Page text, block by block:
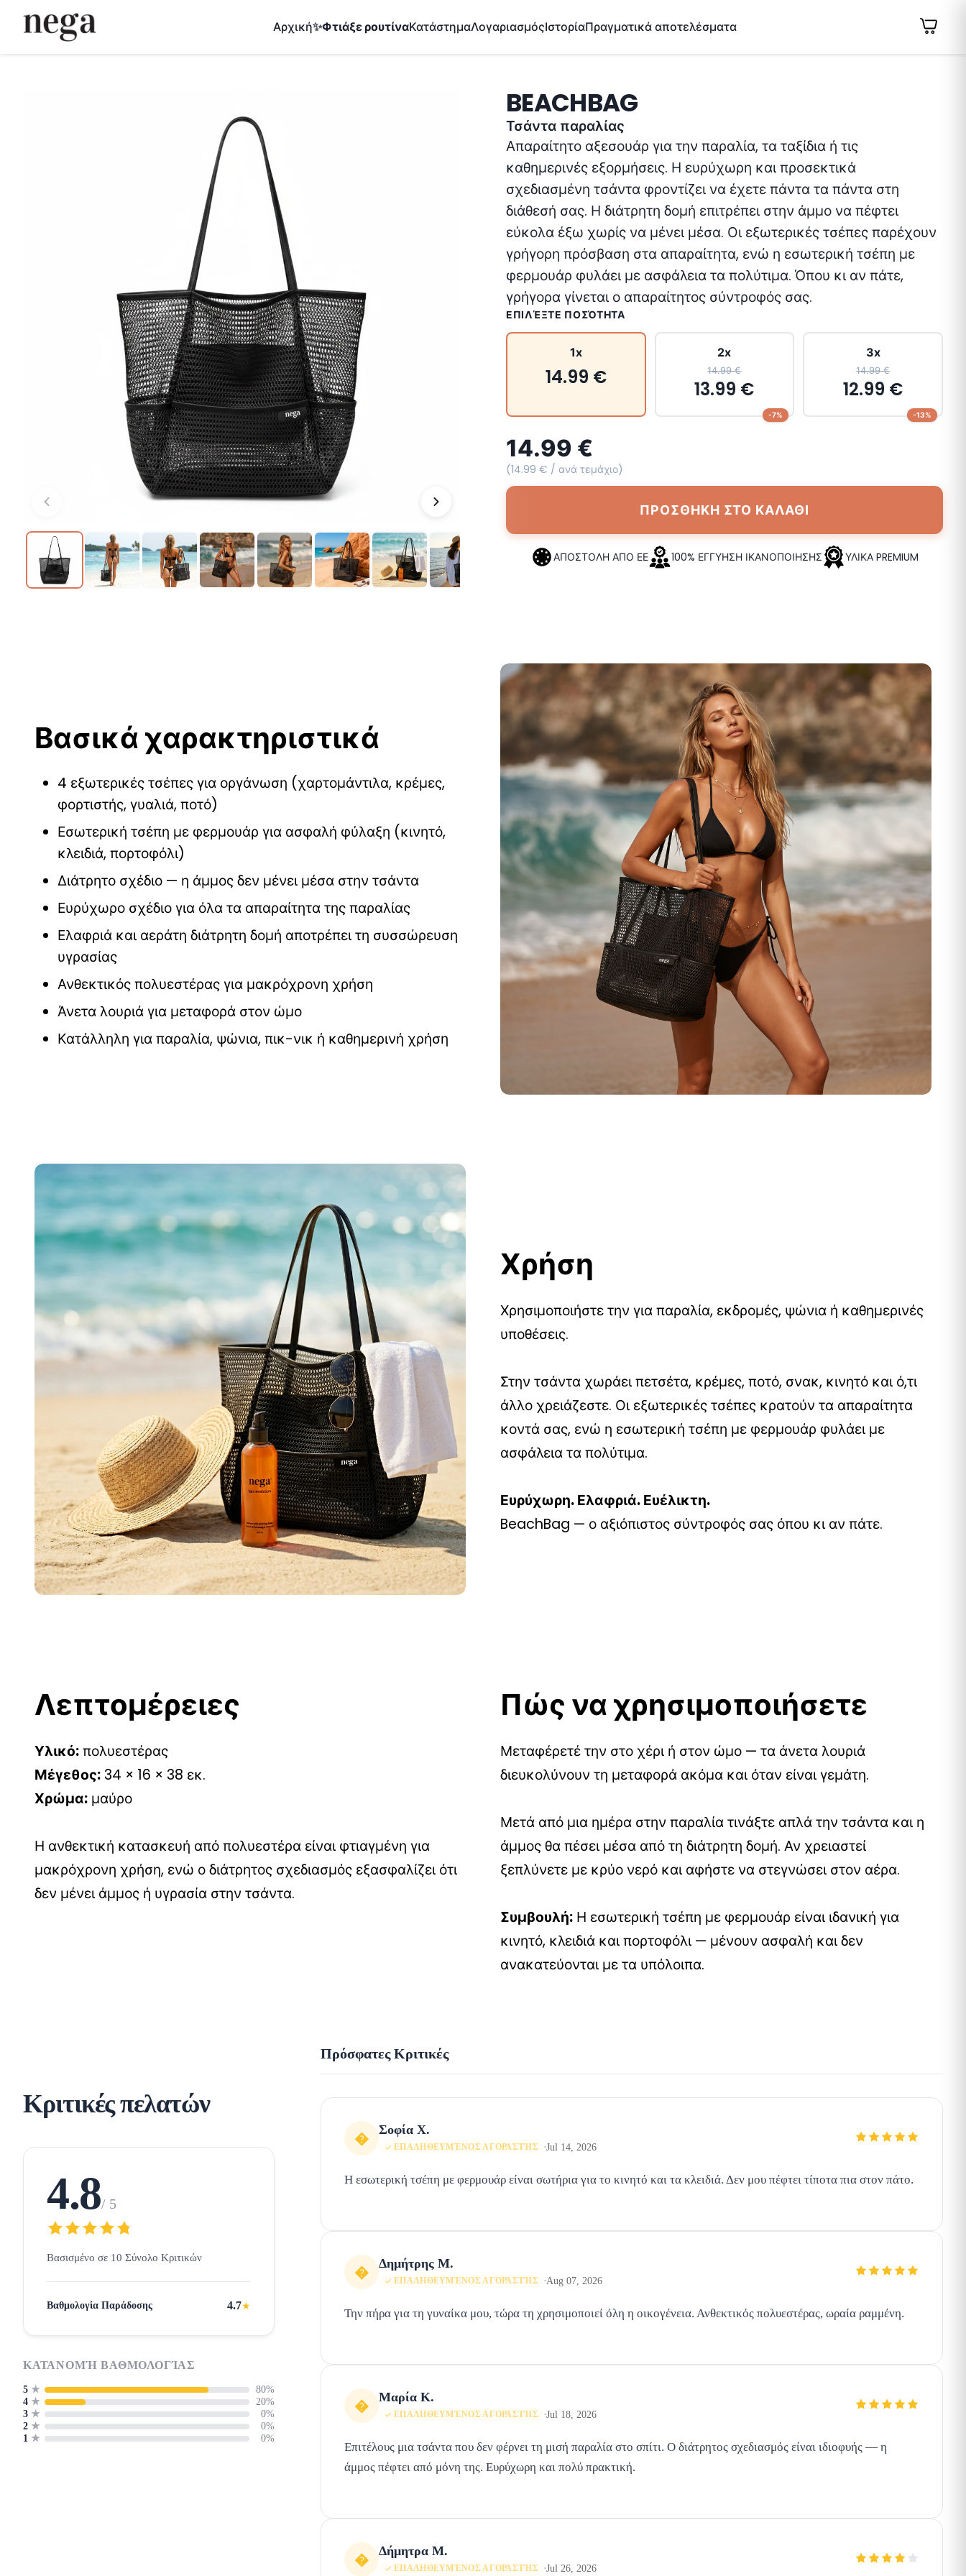
Αρχική✨Φτιάξε ρουτίναΚατάστημαΛογαριασμόςΙστορίαΠραγματικά αποτελέσματα
BEACHBAG
Τσάντα παραλίας
Απαραίτητο αξεσουάρ για την παραλία, τα ταξίδια ή τις
καθημερινές εξορμήσεις. Η ευρύχωρη και προσεκτικά
σχεδιασμένη τσάντα φροντίζει να έχετε πάντα τα πάντα στη
διάθεσή σας. Η διάτρητη δομή επιτρέπει στην άμμο να πέφτει
εύκολα έξω χωρίς να μένει μέσα. Οι εξωτερικές τσέπες παρέχουν
γρήγορη πρόσβαση στα απαραίτητα, ενώ η εσωτερική τσέπη με
φερμουάρ φυλάει με ασφάλεια τα πολύτιμα. Όπου κι αν πάτε,
γρήγορα γίνεται ο απαραίτητος σύντροφός σας.
ΕΠΙΛΈΞΤΕ ΠΟΣΌΤΗΤΑ
1x
14.99 €
-7%
2x
14.99 €
13.99 €
-13%
3x
14.99 €
12.99 €
14.99 €
(14.99 € / ανά τεμάχιο)
ΠΡΟΣΘΗΚΗ ΣΤΟ ΚΑΛΑΘΙ
ΑΠΟΣΤΟΛΗ ΑΠΟ ΕΕ 100% ΕΓΓΥΗΣΗ ΙΚΑΝΟΠΟΙΗΣΗΣ ΥΛΙΚΑ PREMIUM
Βασικά χαρακτηριστικά
4 εξωτερικές τσέπες για οργάνωση (χαρτομάντιλα, κρέμες,
φορτιστής, γυαλιά, ποτό)
Εσωτερική τσέπη με φερμουάρ για ασφαλή φύλαξη (κινητό,
κλειδιά, πορτοφόλι)
Διάτρητο σχέδιο — η άμμος δεν μένει μέσα στην τσάντα
Ευρύχωρο σχέδιο για όλα τα απαραίτητα της παραλίας
Ελαφριά και αεράτη διάτρητη δομή αποτρέπει τη συσσώρευση
υγρασίας
Ανθεκτικός πολυεστέρας για μακρόχρονη χρήση
Άνετα λουριά για μεταφορά στον ώμο
Κατάλληλη για παραλία, ψώνια, πικ-νικ ή καθημερινή χρήση
Χρήση
Χρησιμοποιήστε την για παραλία, εκδρομές, ψώνια ή καθημερινές
υποθέσεις.
Στην τσάντα χωράει πετσέτα, κρέμες, ποτό, σνακ, κινητό και ό,τι
άλλο χρειάζεστε. Οι εξωτερικές τσέπες κρατούν τα απαραίτητα
κοντά σας, ενώ η εσωτερική τσέπη με φερμουάρ φυλάει με
ασφάλεια τα πολύτιμα.
Ευρύχωρη. Ελαφριά. Ευέλικτη.
BeachBag — ο αξιόπιστος σύντροφός σας όπου κι αν πάτε.
Λεπτομέρειες
Υλικό:πολυεστέρας
Μέγεθος: 34 × 16 × 38 εκ.
Χρώμα: μαύρο
Η ανθεκτική κατασκευή από πολυεστέρα είναι φτιαγμένη για
μακρόχρονη χρήση, ενώ ο διάτρητος σχεδιασμός εξασφαλίζει ότι
δεν μένει άμμος ή υγρασία στην τσάντα.
Πώς να χρησιμοποιήσετε
Μεταφέρετέ την στο χέρι ή στον ώμο — τα άνετα λουριά
διευκολύνουν τη μεταφορά ακόμα και όταν είναι γεμάτη.
Μετά από μια ημέρα στην παραλία τινάξτε απλά την τσάντα και η
άμμος θα πέσει μέσα από τη διάτρητη δομή. Αν χρειαστεί
ξεπλύνετε με κρύο νερό και αφήστε να στεγνώσει στον αέρα.
Συμβουλή: Η εσωτερική τσέπη με φερμουάρ είναι ιδανική για
κινητό, κλειδιά και πορτοφόλι — μένουν ασφαλή και δεν
ανακατεύονται με τα υπόλοιπα.
Κριτικές πελατών
4.8/ 5
Βασισμένο σε 10 Σύνολο Κριτικών
Βαθμολογία Παράδοσης 4.7★
ΚΑΤΑΝΟΜΉ ΒΑΘΜΟΛΟΓΊΑΣ
5 ★
80%
4 ★
20%
3 ★
0%
2 ★
0%
1 ★ 0%
Πρόσφατες Κριτικές
�
Σοφία Χ.
ΕΠΑΛΗΘΕΥΜΈΝΟΣ ΑΓΟΡΑΣΤΉΣ •Jul 14, 2026
Η εσωτερική τσέπη με φερμουάρ είναι σωτήρια για το κινητό και τα κλειδιά. Δεν μου πέφτει τίποτα πια στον πάτο.
�
Δημήτρης Μ.
ΕΠΑΛΗΘΕΥΜΈΝΟΣ ΑΓΟΡΑΣΤΉΣ • Aug 07, 2026
Την πήρα για τη γυναίκα μου, τώρα τη χρησιμοποιεί όλη η οικογένεια. Ανθεκτικός πολυεστέρας, ωραία ραμμένη.
�
Μαρία Κ.
ΕΠΑΛΗΘΕΥΜΈΝΟΣ ΑΓΟΡΑΣΤΉΣ •Jul 18, 2026
Επιτέλους μια τσάντα που δεν φέρνει τη μισή παραλία στο σπίτι. Ο διάτρητος σχεδιασμός είναι ιδιοφυής — η
άμμος πέφτει από μόνη της. Ευρύχωρη και πολύ πρακτική.
�
Δήμητρα Μ.
ΕΠΑΛΗΘΕΥΜΈΝΟΣ ΑΓΟΡΑΣΤΉΣ •Jul 26, 2026